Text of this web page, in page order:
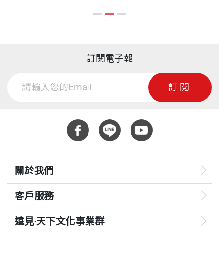
失根的蘭花
褒貶與恩仇
把酒論詩──悼雷寶華先生
看雲聽雨
天容海色
事情已辦完，回到家裡。床上自然是沒有人。窗外的
木棉逐漸開了，橙紅的花朵映著蔚藍的天，分外好
看。陳先生還在醫院裡嗎？我彷彿身在夢中，一切都
人回來；平時轉往輪椅通路的木門，再不見有人打
陳先生的菲傭，竟自動開始把陳先生的衣物逐件裝
箱，我看著受不了，說：「什麼都別動，我是個人
哪！」
臺灣大學中國文學士、美國奧立岡大學藝術史碩士、
哈佛大學哲學博士。曾任教哈佛大學，現為香港東華
靜－科學與詩的對話》，譯作有《愛因斯坦的夢》，
回憶錄》。
英文著作有：Two Journeys to the North: A Compara
頁數
重量 383
訂閱電子報
訂閱
關於我們
客戶服務
遠見‧天下文化事業群